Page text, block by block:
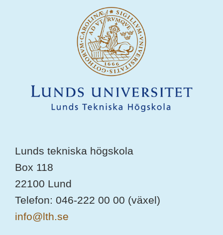
Lunds tekniska högskola
Box 118
22100 Lund
Telefon: 046-222 00 00 (växel)
info@lth.se